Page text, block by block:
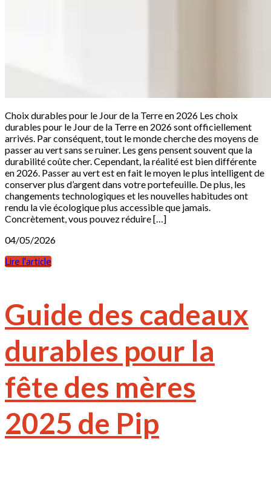
Choix durables pour le Jour de la Terre en 2026 Les choix
durables pour le Jour de la Terre en 2026 sont officiellement
arrivés. Par conséquent, tout le monde cherche des moyens de
passer au vert sans se ruiner. Les gens pensent souvent que la
durabilité coûte cher. Cependant, la réalité est bien différente
en 2026. Passer au vert est en fait le moyen le plus intelligent de
conserver plus d’argent dans votre portefeuille. De plus, les
changements technologiques et les nouvelles habitudes ont
rendu la vie écologique plus accessible que jamais.
Concrètement, vous pouvez réduire […]
04/05/2026
Lire l'article
Guide des cadeaux
durables pour la
fête des mères
2025 de Pip